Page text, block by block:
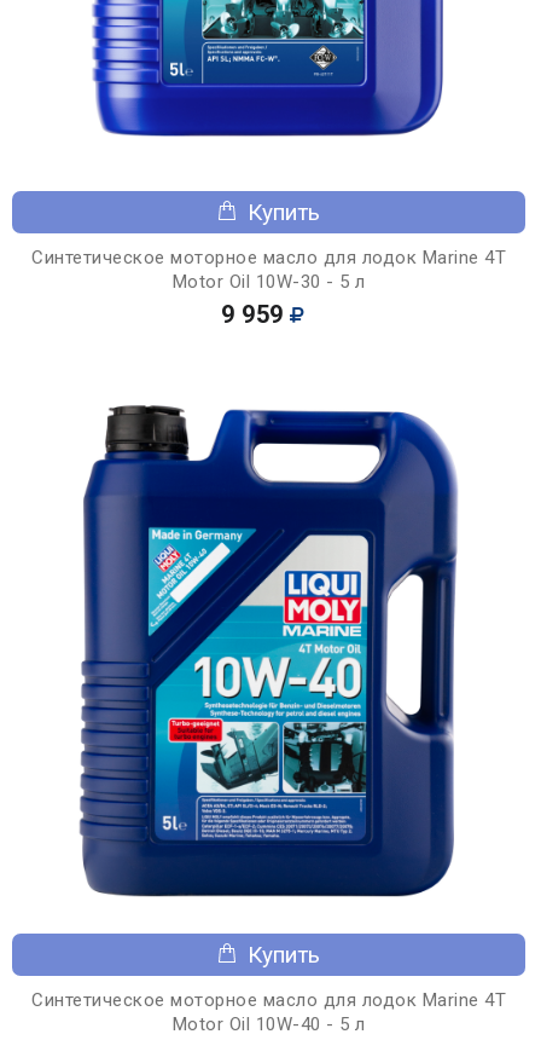
Купить
Синтетическое моторное масло для лодок Marine 4T
Motor Oil 10W-30 - 5 л
9 959
Купить
Синтетическое моторное масло для лодок Marine 4T
Motor Oil 10W-40 - 5 л